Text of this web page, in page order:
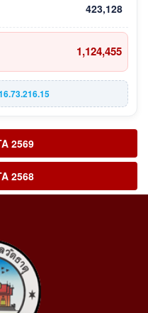
423,128
1,124,455
2569
2568